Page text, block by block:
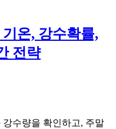
온, 강수확률,
전략
수량을 확인하고, 주말